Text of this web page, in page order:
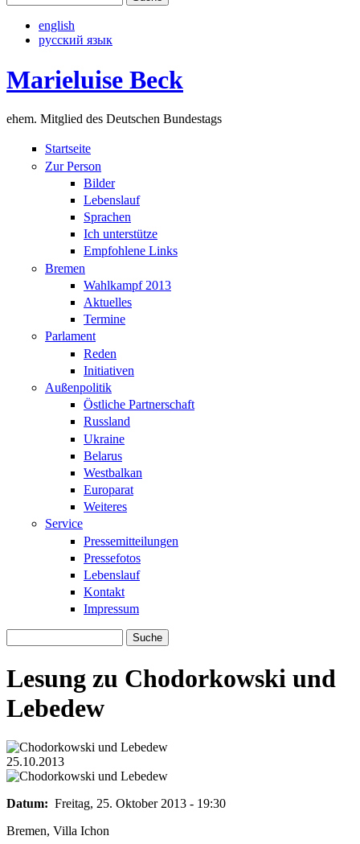
english
русский язык
Marieluise Beck
ehem. Mitglied des Deutschen Bundestags
Startseite
Zur Person
Bilder
Lebenslauf
Sprachen
Ich unterstütze
Empfohlene Links
Bremen
Wahlkampf 2013
Aktuelles
Termine
Parlament
Reden
Initiativen
Außenpolitik
Östliche Partnerschaft
Russland
Ukraine
Belarus
Westbalkan
Europarat
Weiteres
Service
Pressemitteilungen
Pressefotos
Lebenslauf
Kontakt
Impressum
Lesung zu Chodorkowski und
Lebedew
chodorkowskij_lebedew600.jpg
25.10.2013
chodorkowskij_lebedew600.jpg
Datum: Freitag, 25. Oktober 2013 - 19:30
Bremen, Villa Ichon